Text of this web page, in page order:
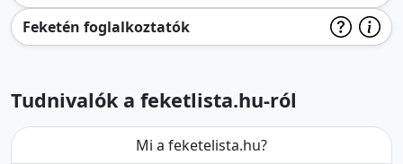
Feketén foglalkoztatók
Tudnivalók a feketlista.hu-ról
Mi a feketelista.hu?